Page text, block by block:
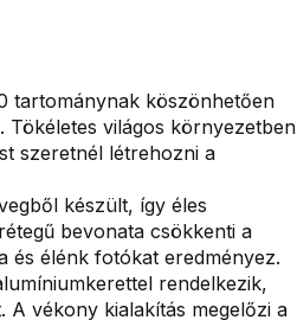
tartománynak köszönhetően
Tökéletes világos környezetben
szeretnél létrehozni a
készült, így éles
bevonata csökkenti a
és élénk fotókat eredményez.
rendelkezik,
A vékony kialakítás megelőzi a